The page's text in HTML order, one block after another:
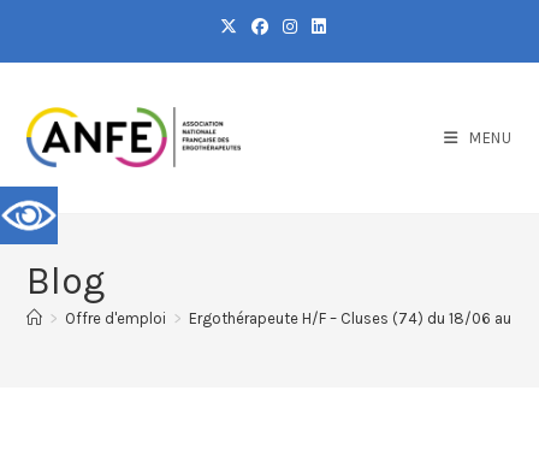
MENU
Blog
> Offre d'emploi > Ergothérapeute H/F – Cluses (74) du 18/06 au